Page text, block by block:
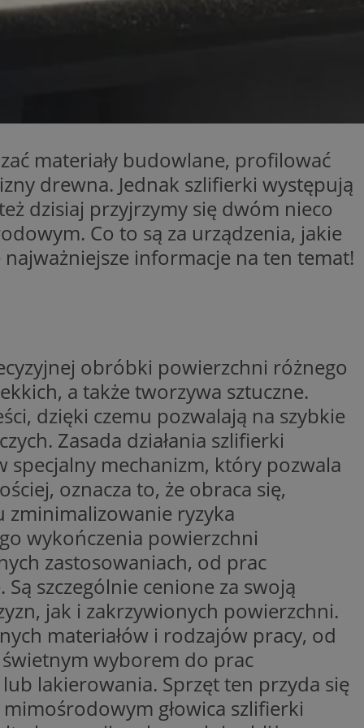
materiały budowlane, profilować
drewna. Jednak szlifierki występują
dzisiaj przyjrzymy się dwóm nieco
Co to są za urządzenia, jakie
informacje na ten temat!
obróbki powierzchni różnego
a także tworzywa sztuczne.
dzięki czemu pozwalają na szybkie
Zasada działania szlifierki
specjalny mechanizm, który pozwala
oznacza to, że obraca się,
zminimalizowanie ryzyka
wykończenia powierzchni
zastosowaniach, od prac
szczególnie cenione za swoją
jak i zakrzywionych powierzchni.
materiałów i rodzajów pracy, od
wyborem do prac
lakierowania. Sprzęt ten przyda się
głowica szlifierki
sesji.
usługę Cookie-
pliki cookie. Jest
Script.com
ludzi i botów.
ponieważ
na temat
o tym, jak
na przykład
o
Informacje te
internetowej
pomagając
wydajność
do
do śledzenia i
interakcji
internetowej w
Universal
cookie służy do
przypisanie
klienta. Jest
witrynie i służy
sesji i
(którego
czy przeglądarka
i
wszelkie
przed
w celu
aby śledzić
YouTube
czy
starej wersji
serii produktów
rzeczywistym
funkcji
które
Opis